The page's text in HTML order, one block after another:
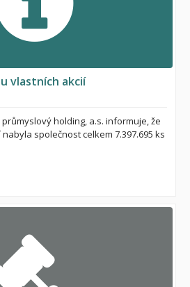
vlastních akcií
holding, a.s. informuje, že
společnost celkem 7.397.695 ks